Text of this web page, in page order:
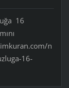
16
n
16-